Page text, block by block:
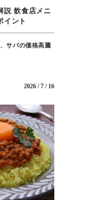
説 飲食店メニ
イント
サバの価格高騰
2026 / 7 / 16